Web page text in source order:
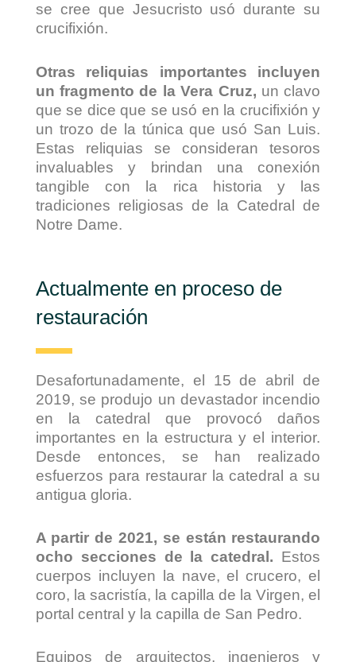
se cree que Jesucristo usó durante su
crucifixión.
Otras reliquias importantes incluyen
un fragmento de la Vera Cruz, un clavo
que se dice que se usó en la crucifixión y
un trozo de la túnica que usó San Luis.
Estas reliquias se consideran tesoros
invaluables y brindan una conexión
tangible con la rica historia y las
tradiciones religiosas de la Catedral de
Notre Dame.
Actualmente en proceso de
restauración
Desafortunadamente, el 15 de abril de
2019, se produjo un devastador incendio
en la catedral que provocó daños
importantes en la estructura y el interior.
Desde entonces, se han realizado
esfuerzos para restaurar la catedral a su
antigua gloria.
A partir de 2021, se están restaurando
ocho secciones de la catedral. Estos
cuerpos incluyen la nave, el crucero, el
coro, la sacristía, la capilla de la Virgen, el
portal central y la capilla de San Pedro.
Equipos de arquitectos, ingenieros y